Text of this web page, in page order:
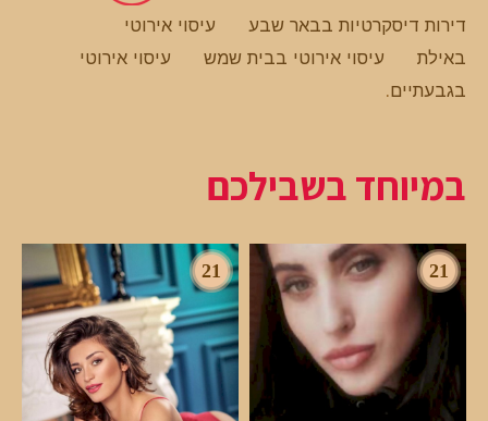
דירות דיסקרטיות בבאר שבע
עיסוי אירוטי
באילת
עיסוי אירוטי בבית שמש
עיסוי אירוטי
בגבעתיים.
במיוחד בשבילכם
21
21